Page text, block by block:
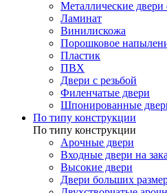
Металлические
Ламинат
Винилискожа
Порошковое
Пластик
ПВХ
Двери с резьбой
Филенчатые двери
Шпонированные
По типу конструкции
По типу конструкции
Арочные двери
Входные двери на
Высокие двери
Двери больших